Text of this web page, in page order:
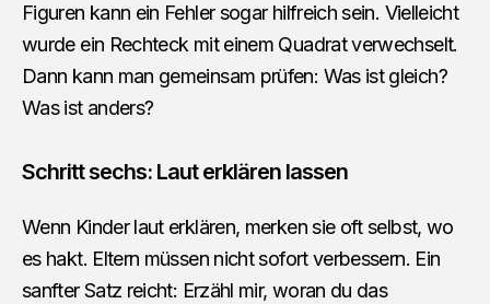
Figuren kann ein Fehler sogar hilfreich sein. Vielleicht
wurde ein Rechteck mit einem Quadrat verwechselt.
Dann kann man gemeinsam prüfen: Was ist gleich?
Was ist anders?
Schritt sechs: Laut erklären lassen
Wenn Kinder laut erklären, merken sie oft selbst, wo
es hakt. Eltern müssen nicht sofort verbessern. Ein
sanfter Satz reicht: Erzähl mir, woran du das